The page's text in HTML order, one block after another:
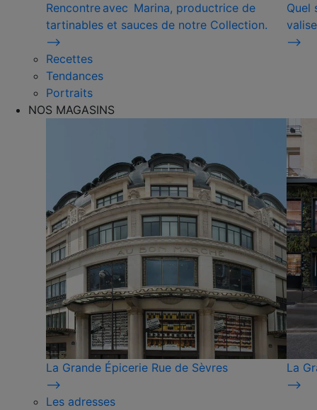
Rencontre avec Marina, productrice de
tartinables et sauces de notre Collection.
⟶
Quel
⟶
Recettes
Tendances
Portraits
NOS MAGASINS
La Grande Épicerie Rue de Sèvres
⟶
La
⟶
Les adresses